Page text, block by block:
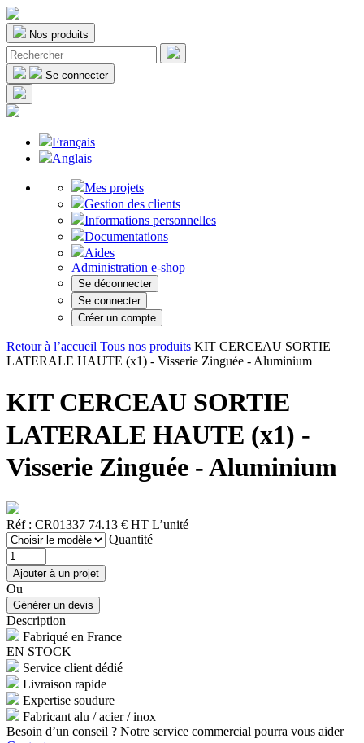
Nos produits
Se connecter
Français
Anglais
Mes projets
Gestion des clients
Informations personnelles
Documentations
Aides
Administration e-shop
Se déconnecter
Se connecter
Créer un compte
Retour à l’accueil Tous nos produits KIT CERCEAU SORTIE
LATERALE HAUTE (x1) - Visserie Zinguée - Aluminium
KIT CERCEAU SORTIE
LATERALE HAUTE (x1) -
Visserie Zinguée - Aluminium
Réf : CR01337 74.13 € HT L’unité
Quantité
Ou
Description
Fabriqué en France
EN STOCK
Service client dédié
Livraison rapide
Expertise soudure
Fabricant alu / acier / inox
Besoin d’un conseil ? Notre service commercial pourra vous aider